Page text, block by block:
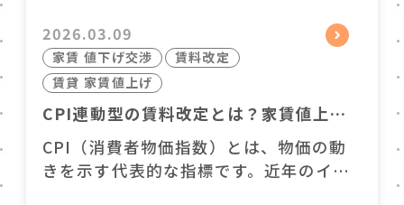
2026.03.09
家賃 値下げ交渉
賃料改定
賃貸 家賃値上げ
CPI連動型の賃料改定とは？家賃値上げ
時代に備える契約条件の考え方
CPI（消費者物価指数）とは、物価の動
きを示す代表的な指標です。近年のイン